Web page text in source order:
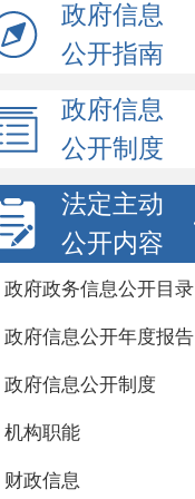
政府信息
公开指南
政府信息
公开制度
法定主动
公开内容
政府政务信息公开目录
政府信息公开年度报告
政府信息公开制度
机构职能
财政信息